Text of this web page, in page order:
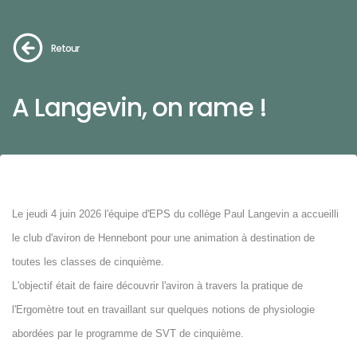
Retour
A Langevin, on rame !
Le jeudi 4 juin 2026 l'équipe d'EPS du collège Paul Langevin a accueilli
le club d'aviron de Hennebont pour une animation à destination de
toutes les classes de cinquième.
L'objectif était de faire découvrir l'aviron à travers la pratique de
l'Ergomètre tout en travaillant sur quelques notions de physiologie
abordées par le programme de SVT de cinquième.